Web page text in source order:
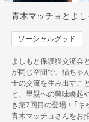
青木マッチョとよし
ソーシャルグッド
よしもと保護猫交流会
が同じ空間で、猫ちゃ
士の交流を生み出すこ
と、里親への興味喚起
き第7回目の登場！「
青木マッチョさんをお